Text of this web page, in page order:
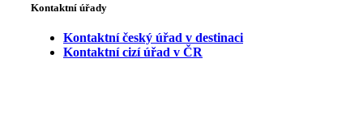
Kontaktní úřady
Kontaktní český úřad v destinaci
Kontaktní cizí úřad v ČR